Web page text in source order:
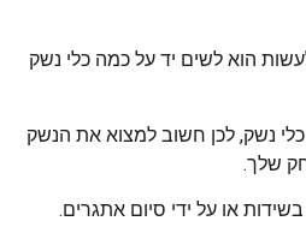
הוא לשים יד על כמה כלי נשק
כלי נשק, לכן חשוב למצוא את הנשק
שלך.
או על ידי סיום אתגרים.